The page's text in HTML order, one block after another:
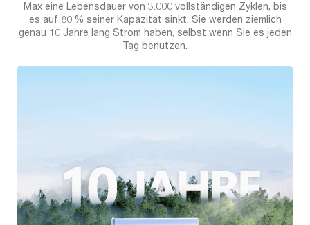
Max eine Lebensdauer von 3.000 vollständigen Zyklen, bis
es auf 80 % seiner Kapazität sinkt. Sie werden ziemlich
genau 10 Jahre lang Strom haben, selbst wenn Sie es jeden
Tag benutzen.